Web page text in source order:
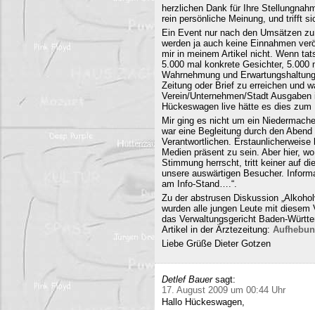
herzlichen Dank für Ihre
rein persönliche Meinung, und trifft
Ein Event nur nach den Umsätzen
werden ja auch keine Einnahmen
mir in meinem Artikel nicht. Wenn
5.000 mal konkrete Gesichter, 5.000
Wahrnehmung und
Zeitung oder Brief zu erreichen und
Verein/Unternehmen/Stadt
Hückeswagen live hätte es dies zum
Mir ging es nicht um ein
war eine Begleitung durch den
Verantwortlichen.
Medien präsent zu sein. Aber hier,
Stimmung herrscht, tritt keiner auf
unsere auswärtigen Besucher.
am Info-Stand….“.
Zu der abstrusen Diskussion
wurden alle jungen Leute mit
das Verwaltungsgericht Baden-
Artikel in der Ärztezeitung:
Liebe Grüße Dieter Gotzen
Detlef Bauer sagt:
17. August 2009 um 00:44 Uhr
Hallo Hückeswagen,